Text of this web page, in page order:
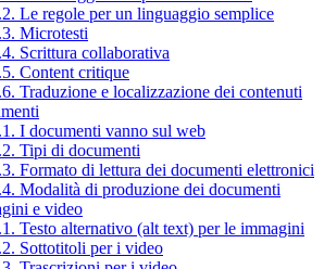
Le regole per un linguaggio semplice
Microtesti
Scrittura collaborativa
Content critique
Traduzione e localizzazione dei contenuti
I documenti vanno sul web
Tipi di documenti
Formato di lettura dei documenti elettronici
Modalità di produzione dei documenti
e video
Testo alternativo (alt text) per le immagini
Sottotitoli per i video